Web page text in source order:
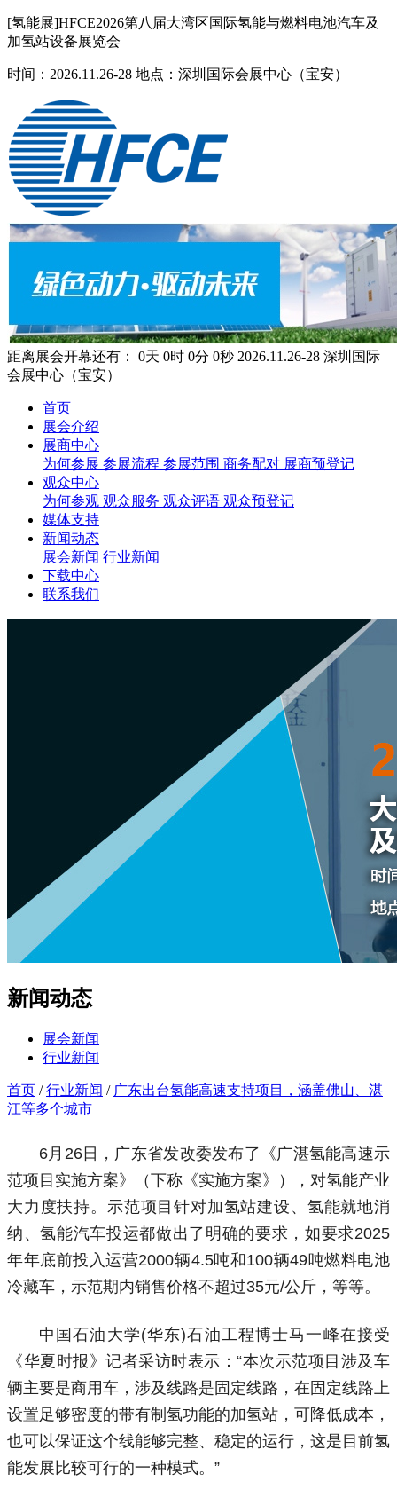
[氢能展]HFCE2026第八届大湾区国际氢能与燃料电池汽车及
加氢站设备展览会
时间：2026.11.26-28 地点：深圳国际会展中心（宝安）
距离展会开幕还有： 0天 0时 0分 0秒 2026.11.26-28 深圳国际
会展中心（宝安）
首页
展会介绍
展商中心
为何参展 参展流程 参展范围 商务配对 展商预登记
观众中心
为何参观 观众服务 观众评语 观众预登记
媒体支持
新闻动态
展会新闻 行业新闻
下载中心
联系我们
新闻动态
展会新闻
行业新闻
首页 /行业新闻 / 广东出台氢能高速支持项目，涵盖佛山、湛
江等多个城市
6月26日，广东省发改委发布了《广湛氢能高速示
范项目实施方案》（下称《实施方案》），对氢能产业
大力度扶持。示范项目针对加氢站建设、氢能就地消
纳、氢能汽车投运都做出了明确的要求，如要求2025
年年底前投入运营2000辆4.5吨和100辆49吨燃料电池
冷藏车，示范期内销售价格不超过35元/公斤，等等。
中国石油大学(华东)石油工程博士马一峰在接受
《华夏时报》记者采访时表示：“本次示范项目涉及车
辆主要是商用车，涉及线路是固定线路，在固定线路上
设置足够密度的带有制氢功能的加氢站，可降低成本，
也可以保证这个线能够完整、稳定的运行，这是目前氢
能发展比较可行的一种模式。”